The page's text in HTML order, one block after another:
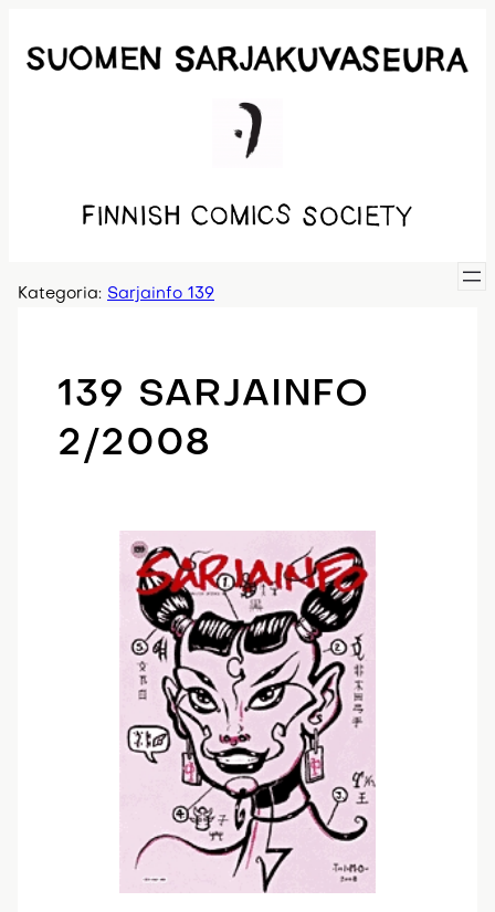
sisältöön
Kategoria: Sarjainfo 139
139 SARJAINFO
2/2008